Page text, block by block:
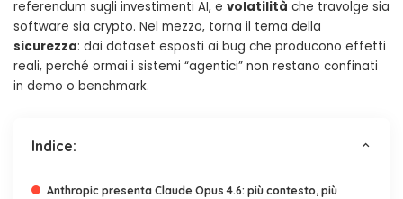
referendum sugli investimenti AI, e volatilità che travolge sia
software sia crypto. Nel mezzo, torna il tema della
sicurezza: dai dataset esposti ai bug che producono effetti
reali, perché ormai i sistemi “agentici” non restano confinati
in demo o benchmark.
Indice:
Anthropic presenta Claude Opus 4.6: più contesto, più